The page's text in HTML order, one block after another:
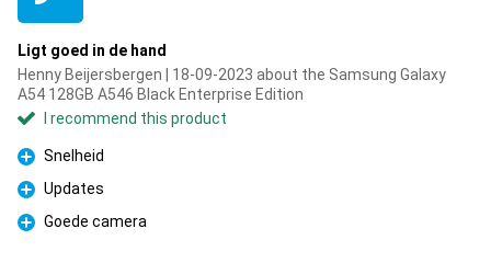
Ligt goed in de hand
Henny Beijersbergen | 18-09-2023 about the Samsung Galaxy
A54 128GB A546 Black Enterprise Edition
I recommend this product
Pro
Snelheid
Pro
Updates
Pro
Goede camera